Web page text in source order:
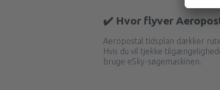
✔️ Hvor flyver
Aeropostal tidsplan dækker
Hvis du vil tjekke
bruge eSky-søgemaskinen.